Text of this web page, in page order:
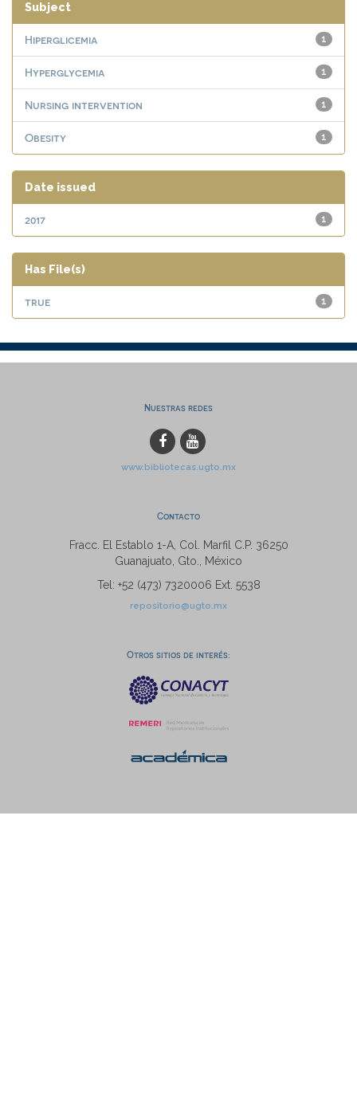
Subject
1
Hiperglicemia
1
Hyperglycemia
1
Nursing intervention
1
Obesity
Date issued
1
2017
Has File(s)
1
true
Nuestras redes
www.bibliotecas.ugto.mx
Contacto
Fracc. El Establo 1-A, Col. Marfil C.P. 36250
Guanajuato, Gto., México
Tel: +52 (473) 7320006 Ext. 5538
repositorio@ugto.mx
Otros sitios de interés: